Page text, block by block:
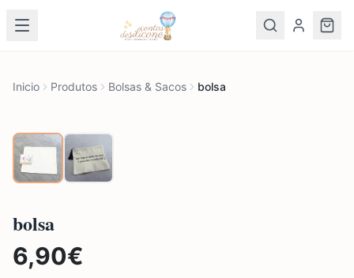
Inicio Produtos Bolsas & Sacos bolsa
bolsa
6,90€